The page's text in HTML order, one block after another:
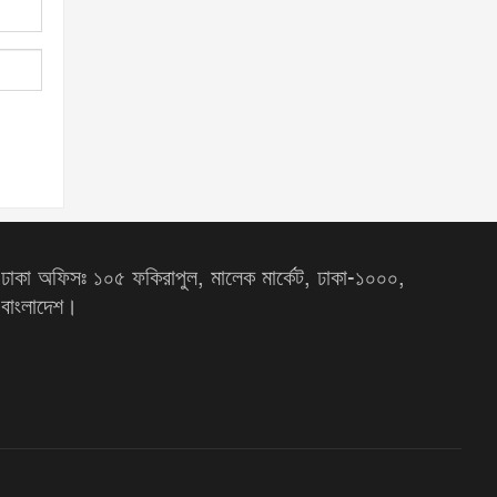
ঢাকা অফিসঃ ১০৫ ফকিরাপুল, মালেক মার্কেট, ঢাকা-১০০০,
বাংলাদেশ।